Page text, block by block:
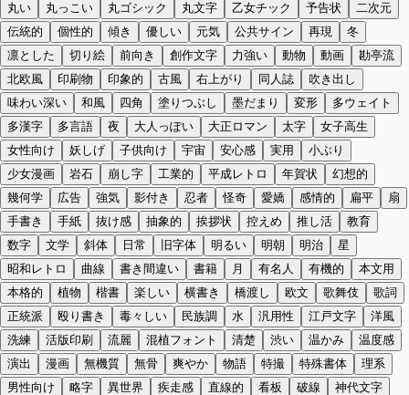
丸い
丸っこい 丸ゴシック 丸文字 乙女チック 予告状
二次元
伝統的
個性的 傾き 優しい 元気 公共サイン 再現
冬
凛とした
切り絵 前向き 創作文字 力強い 動物 動画
勘亭流
北欧風
印刷物 印象的 古風 右上がり 同人誌
吹き出し
味わい深い
和風 四角 塗りつぶし 墨だまり 変形
多ウェイト
多漢字
多言語 夜 大人っぽい 大正ロマン 太字
女子高生
女性向け
妖しげ 子供向け 宇宙 安心感 実用
小ぶり
少女漫画
岩石 崩し字 工業的 平成レトロ 年賀状
幻想的
幾何学
広告 強気 影付き 忍者 怪奇 愛嬌 感情的 扁平
扇
手書き
手紙 抜け感 抽象的 挨拶状 控えめ 推し活
教育
数字
文学 斜体 日常 旧字体 明るい 明朝 明治
星
昭和レトロ
曲線 書き間違い 書籍 月 有名人 有機的
本文用
本格的
植物 楷書 楽しい 横書き 橋渡し 欧文 歌舞伎
歌詞
正統派
殴り書き 毒々しい 民族調 水 汎用性 江戸文字
洋風
洗練
活版印刷 流麗 混植フォント 清楚 渋い 温かみ
温度感
演出
漫画 無機質 無骨 爽やか 物語 特撮 特殊書体
理系
男性向け
略字 異世界 疾走感 直線的 看板 破線
神代文字